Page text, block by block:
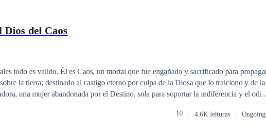
calculada, la mansión comienza a cerrarse sobre ella. Los secretos salen a la luz.
quizá ya sea demasiado tarde.
Dios del Caos
que fue engañado y sacrificado para propagar
la tierra; destinado al castigo eterno por culpa de la Diosa que lo traiciono y de la
y una deuda que debe pagar con sangre a causa un Pecado del cual es culpable. Un
10 4.6K leituras Ongoing